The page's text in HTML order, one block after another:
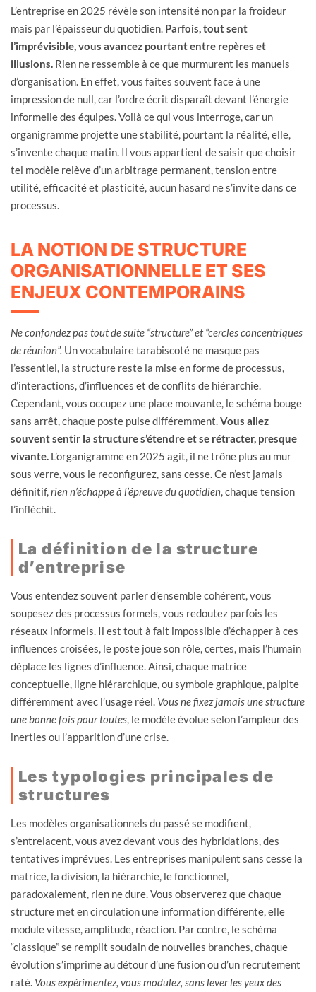
L’entreprise en 2025 révèle son intensité non par la froideur
mais par l’épaisseur du quotidien. Parfois, tout sent
l’imprévisible, vous avancez pourtant entre repères et
illusions. Rien ne ressemble à ce que murmurent les manuels
d’organisation. En effet, vous faites souvent face à une
impression de null, car l’ordre écrit disparaît devant l’énergie
informelle des équipes. Voilà ce qui vous interroge, car un
organigramme projette une stabilité, pourtant la réalité, elle,
s’invente chaque matin. Il vous appartient de saisir que choisir
tel modèle relève d’un arbitrage permanent, tension entre
utilité, efficacité et plasticité, aucun hasard ne s’invite dans ce
processus.
LA NOTION DE STRUCTURE
ORGANISATIONNELLE ET SES
ENJEUX CONTEMPORAINS
Ne confondez pas tout de suite “structure” et “cercles concentriques
de réunion”. Un vocabulaire tarabiscoté ne masque pas
l’essentiel, la structure reste la mise en forme de processus,
d’interactions, d’influences et de conflits de hiérarchie.
Cependant, vous occupez une place mouvante, le schéma bouge
sans arrêt, chaque poste pulse différemment.Vous allez
souvent sentir la structure s’étendre et se rétracter, presque
vivante. L’organigramme en 2025 agit, il ne trône plus au mur
sous verre, vous le reconfigurez, sans cesse. Ce n’est jamais
définitif,rien n’échappe à l’épreuve du quotidien, chaque tension
l’infléchit.
La définition de la structure
d’entreprise
Vous entendez souvent parler d’ensemble cohérent, vous
soupesez des processus formels, vous redoutez parfois les
réseaux informels. Il est tout à fait impossible d’échapper à ces
influences croisées, le poste joue son rôle, certes, mais l’humain
déplace les lignes d’influence. Ainsi, chaque matrice
conceptuelle, ligne hiérarchique, ou symbole graphique, palpite
différemment avec l’usage réel. Vous ne fixez jamais une structure
une bonne fois pour toutes, le modèle évolue selon l’ampleur des
inerties ou l’apparition d’une crise.
Les typologies principales de
structures
Les modèles organisationnels du passé se modifient,
s’entrelacent, vous avez devant vous des hybridations, des
tentatives imprévues. Les entreprises manipulent sans cesse la
matrice, la division, la hiérarchie, le fonctionnel,
paradoxalement, rien ne dure. Vous observerez que chaque
structure met en circulation une information différente, elle
module vitesse, amplitude, réaction. Par contre, le schéma
“classique” se remplit soudain de nouvelles branches, chaque
évolution s’imprime au détour d’une fusion ou d’un recrutement
raté. Vous expérimentez, vous modulez, sans lever les yeux des